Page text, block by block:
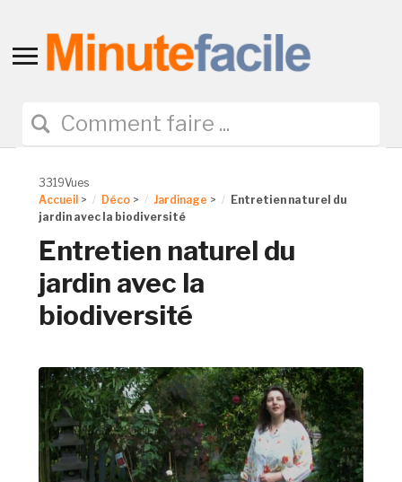
Toggle
navigation
3319Vues
Accueil > Déco > Jardinage >
Entretien naturel du
jardin avec la biodiversité
Entretien naturel du
jardin avec la
biodiversité